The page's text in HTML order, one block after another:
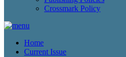
Crossmark Policy
Home
Current Issue